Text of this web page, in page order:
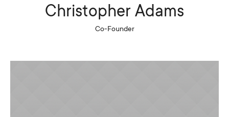
Christopher Adams
Co-Founder